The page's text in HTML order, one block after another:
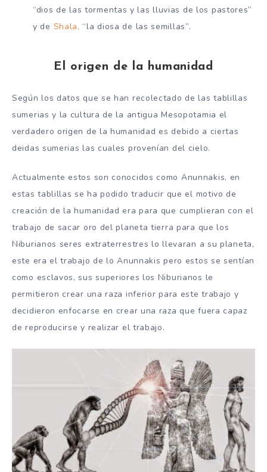
“dios de las tormentas y las lluvias de los pastores”
y de Shala, “la diosa de las semillas”.
El origen de la humanidad
Según los datos que se han recolectado de las tablillas
sumerias y la cultura de la antigua Mesopotamia el
verdadero origen de la humanidad es debido a ciertas
deidas sumerias las cuales provenían del cielo.
Actualmente estos son conocidos como Anunnakis, en
estas tablillas se ha podido traducir que el motivo de
creación de la humanidad era para que cumplieran con el
trabajo de sacar oro del planeta tierra para que los
Niburianos seres extraterrestres lo llevaran a su planeta,
este era el trabajo de lo Anunnakis pero estos se sentían
como esclavos, sus superiores los Niburianos le
permitieron crear una raza inferior para este trabajo y
decidieron enfocarse en crear una raza que fuera capaz
de reproducirse y realizar el trabajo.